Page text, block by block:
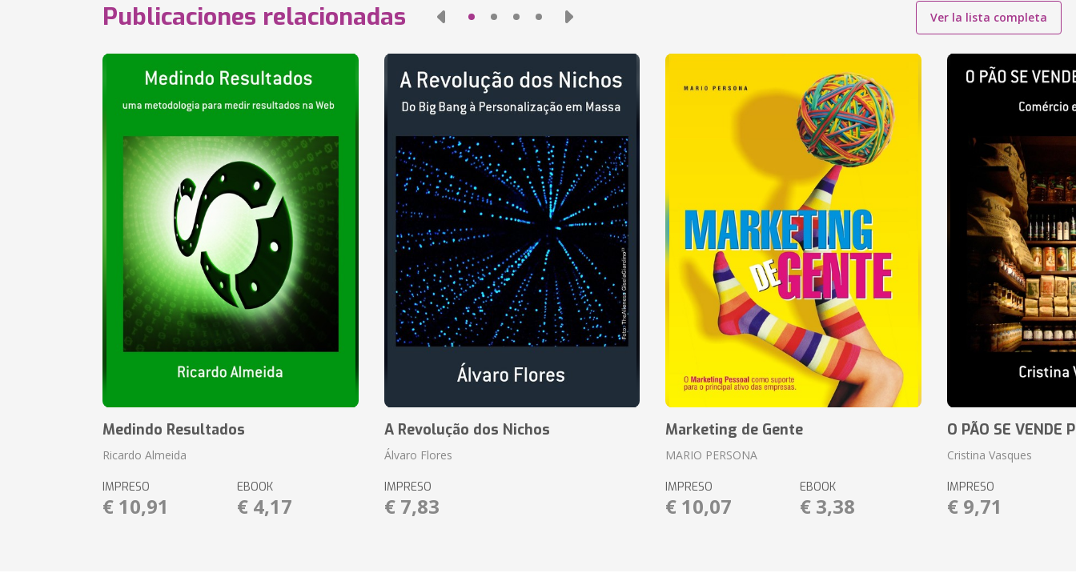
Publicaciones relacionadas Ver la lista completa
Medindo Resultados
Ricardo Almeida
IMPRESO
€ 10,91
EBOOK
€ 4,17
A Revolução dos Nichos
Álvaro Flores
IMPRESO
€ 7,83
Marketing de Gente
MARIO PERSONA
IMPRESO
€ 10,07
EBOOK
€ 3,38
O PÃO SE VENDE
Cristina Vasques
IMPRESO
€ 9,71